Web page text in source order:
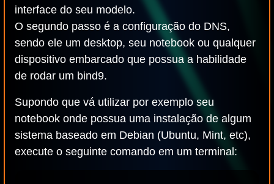
interface do seu modelo.
O segundo passo é a configuração do DNS,
sendo ele um desktop, seu notebook ou qualquer
dispositivo embarcado que possua a habilidade
de rodar um bind9.
Supondo que vá utilizar por exemplo seu
notebook onde possua uma instalação de algum
sistema baseado em Debian (Ubuntu, Mint, etc),
execute o seguinte comando em um terminal: